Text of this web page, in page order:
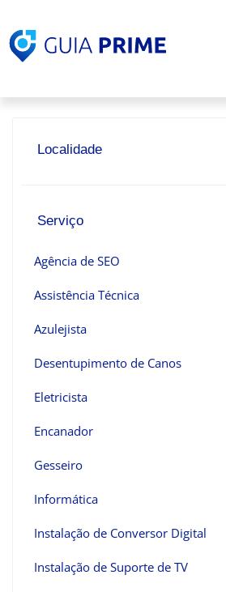
Localidade
Serviço
Agência de SEO
Assistência Técnica
Azulejista
Desentupimento de Canos
Eletricista
Encanador
Gesseiro
Informática
Instalação de Conversor Digital
Instalação de Suporte de TV